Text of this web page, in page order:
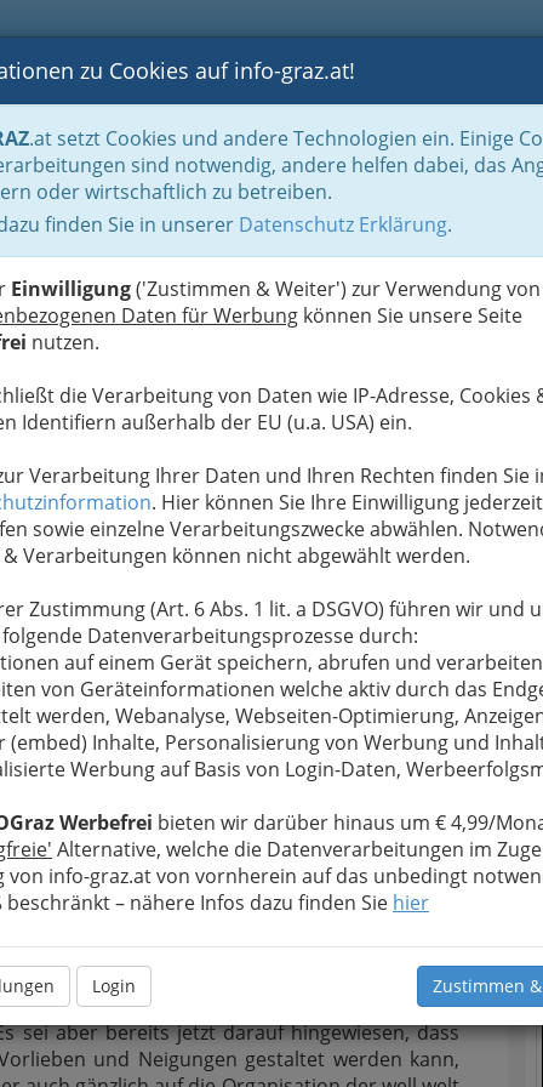
BLOGS FOTOS GASTRONOMIE BRANCHEN
zu Cookies auf info-graz.at!
.at setzt Cookies und andere Technologien ein. Einige
sind notwendig, andere helfen dabei, das
oder wirtschaftlich zu betreiben.
finden Sie in unserer Datenschutz Erklärung.
Einwilligung('Zustimmen & Weiter') zur Verwendung von
Daten für Werbung können Sie unsere Seite
nutzen.
die Verarbeitung von Daten wie IP-Adresse, Cookies
Identifiern außerhalb der EU (u.a. USA) ein.
Verarbeitung Ihrer Daten und Ihren Rechten finden Sie
. Hier können Sie Ihre Einwilligung jederzeit
sowie einzelne Verarbeitungszwecke abwählen.
& Verarbeitungen können nicht abgewählt werden.
Zustimmung (Art. 6 Abs. 1 lit. a DSGVO) führen wir und
Datenverarbeitungsprozesse durch:
auf einem Gerät speichern, abrufen und
von Geräteinformationen welche aktiv durch das
werden, Webanalyse, Webseiten-Optimierung,
(embed) Inhalte, Personalisierung von Werbung und
Werbung auf Basis von Login-Daten,
Werbefrei bieten wir darüber hinaus um € 4,99/
Alternative, welche die Datenverarbeitungen im
von info-graz.at von vornherein auf das unbedingt
beschränkt – nähere Infos dazu finden Sie hier
Login Zustimmen
Ausflugstipps, Ausflugsziele: Familienausflug
welt kumberg"
zwischen der
Weiz. Mit dem
Zusatzangeboten
die Marktgemeinde
Jugendgruppen und
stellt die Natur in den
zusätzlichenKleinkinderbereich und die
Beachvolleyball, Beachsoccer, bis hin zu
und kulinarischen Genuß sorgt das Restaurant
Liegewiesen laden zur Entspannung
zu mehrtägigen Abenteuerurlauben.
Ausgangspunkt für Sport zu Fuß, mit dem Ball
Blockhütten mit je 2 Einheiten und
zu einem vollkommenen Erlebnis. Dabei ist
Attraktion:
3 Schwerpunkt-Programme
angeboten wie
sei aber bereits jetzt darauf hingewiesen, dass
und Neigungen gestaltet werden kann,